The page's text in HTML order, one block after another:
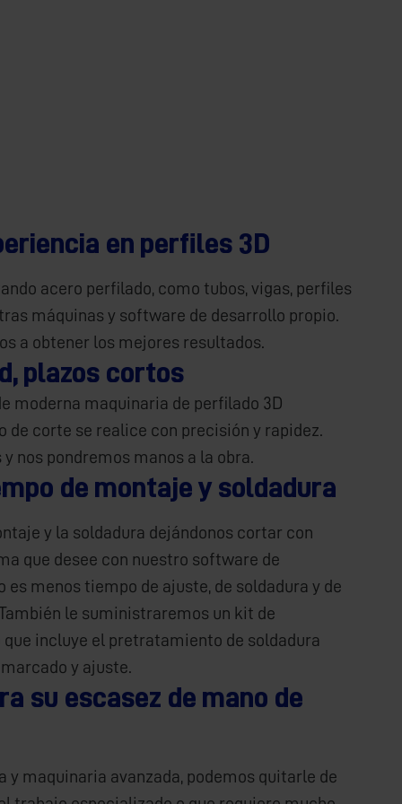
en perfiles 3D
acero perfilado, como tubos, vigas, perfiles
máquinas y software de desarrollo propio.
a obtener los mejores resultados.
plazos cortos
moderna maquinaria de perfilado 3D
de corte se realice con precisión y rapidez.
nos pondremos manos a la obra.
de montaje y soldadura
y la soldadura dejándonos cortar con
que desee con nuestro software de
es menos tiempo de ajuste, de soldadura y de
le suministraremos un kit de
incluye el pretratamiento de soldadura
y ajuste.
su escasez de mano de
y maquinaria avanzada, podemos quitarle de